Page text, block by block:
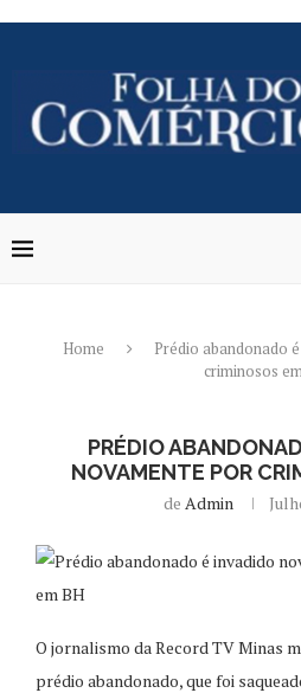
Home
Prédio abandonado
criminosos
PRÉDIO
NOVAMENTE POR
de Admin
O jornalismo da Record TV Minas
prédio abandonado, que foi